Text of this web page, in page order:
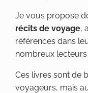
Je vous propose
récits de voyage,
références dans
nombreux
Ces livres sont de
voyageurs, mais